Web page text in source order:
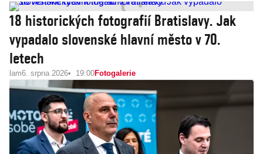
18 historických fotografií Bratislavy. Jak
vypadalo slovenské hlavní město v 70.
letech
lam6. srpna 2026 19:00Fotogalerie